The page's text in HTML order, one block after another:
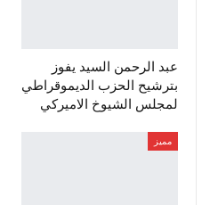
عبد الرحمن السيد يفوز
بترشيح الحزب الديموقراطي
لمجلس الشيوخ الاميركي
مميز